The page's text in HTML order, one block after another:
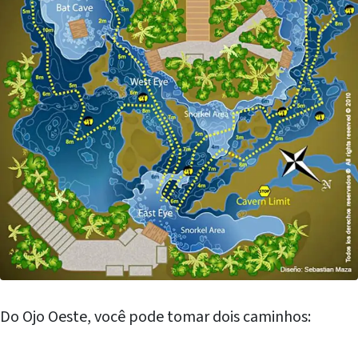
Do Ojo Oeste, você pode tomar dois caminhos: